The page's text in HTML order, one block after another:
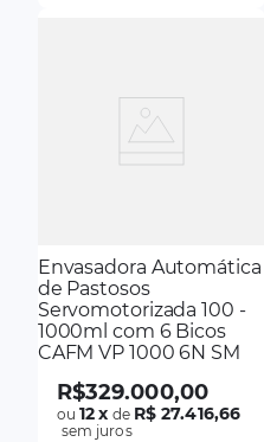
Envasadora Automática
de Pastosos
Servomotorizada 100 -
1000ml com 6 Bicos
CAFM VP 1000 6N SM
R$329.000,00
ou12x de R$ 27.416,66
sem juros